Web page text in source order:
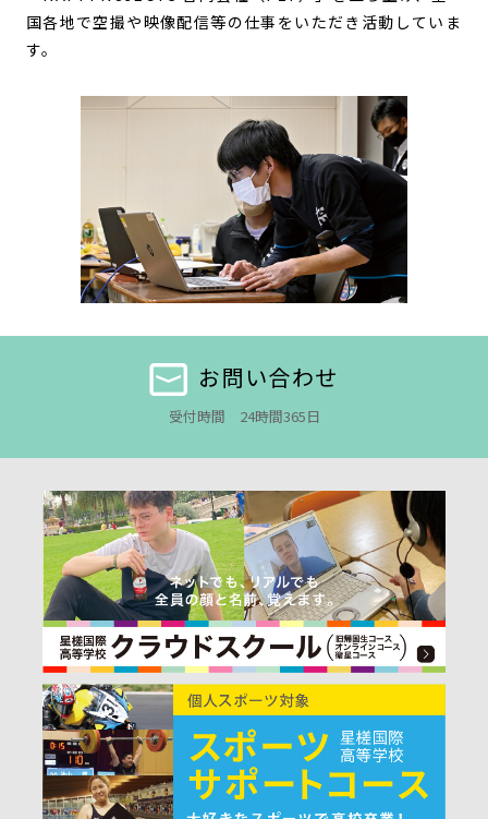
国各地で空撮や映像配信等の仕事をいただき活動していま
す。
お問い合わせ
受付時間 24時間365日